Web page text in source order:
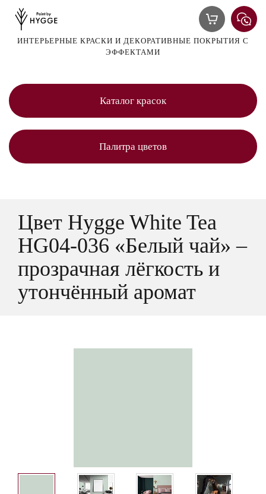
ИНТЕРЬЕРНЫЕ КРАСКИ И ДЕКОРАТИВНЫЕ ПОКРЫТИЯ С
ЭФФЕКТАМИ
Каталог красок
Палитра цветов
Цвет Hygge White Tea
HG04-036 «Белый чай» –
прозрачная лёгкость и
утончённый аромат